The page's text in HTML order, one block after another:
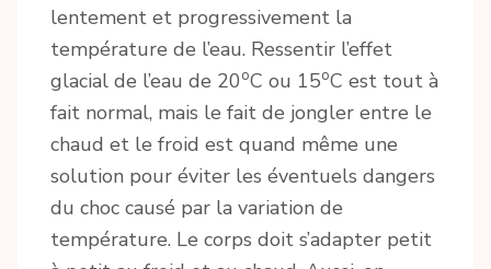
lentement et progressivement la
température de l’eau. Ressentir l’effet
glacial de l’eau de 20oC ou 15oC est tout à
fait normal, mais le fait de jongler entre le
chaud et le froid est quand même une
solution pour éviter les éventuels dangers
du choc causé par la variation de
température. Le corps doit s’adapter petit